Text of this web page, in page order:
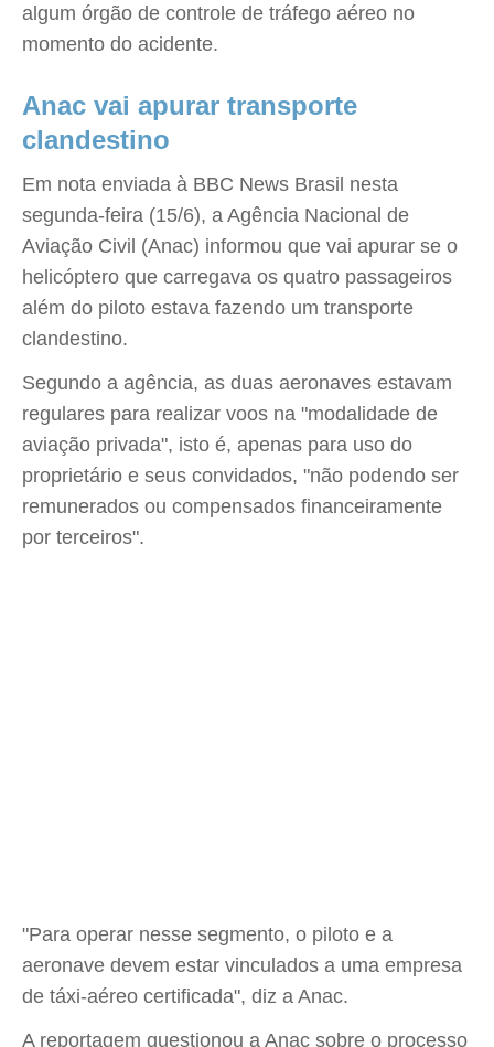
algum órgão de controle de tráfego aéreo no
momento do acidente.
Anac vai apurar transporte
clandestino
Em nota enviada à BBC News Brasil nesta
segunda-feira (15/6), a Agência Nacional de
Aviação Civil (Anac) informou que vai apurar se o
helicóptero que carregava os quatro passageiros
além do piloto estava fazendo um transporte
clandestino.
Segundo a agência, as duas aeronaves estavam
regulares para realizar voos na "modalidade de
aviação privada", isto é, apenas para uso do
proprietário e seus convidados, "não podendo ser
remunerados ou compensados financeiramente
por terceiros".
"Para operar nesse segmento, o piloto e a
aeronave devem estar vinculados a uma empresa
de táxi-aéreo certificada", diz a Anac.
A reportagem questionou a Anac sobre o processo